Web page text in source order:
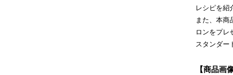
レシピを紹
また、本商
ロンをプレ
スタンダー
【商品画